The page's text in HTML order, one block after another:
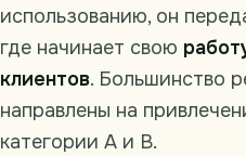
использованию, он
где начинает свою
клиентов. Большинство
направлены на
категории A и B.